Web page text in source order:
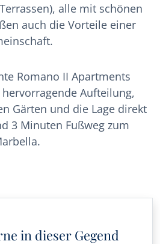
alle mit schönen
auch die Vorteile einer
Romano II Apartments
Aufteilung,
Gärten und die Lage direkt
3 Minuten Fußweg zum
in dieser Gegend